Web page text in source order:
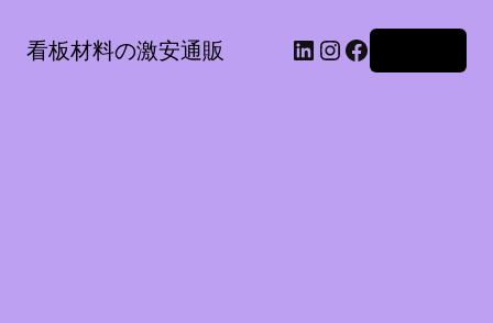
看板材料の激安通販 LinkedIn Instagram Facebook